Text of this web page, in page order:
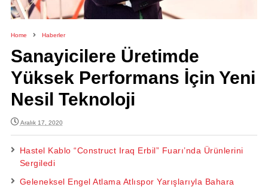
Home Haberler
Sanayicilere Üretimde
Yüksek Performans İçin Yeni
Nesil Teknoloji
Aralık 17, 2020
Hastel Kablo “Construct Iraq Erbil” Fuarı’nda Ürünlerini
Sergiledi
Geleneksel Engel Atlama Atlıspor Yarışlarıyla Bahara